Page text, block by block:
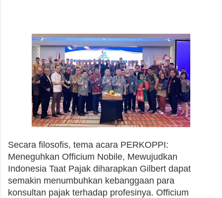
Secara filosofis, tema acara PERKOPPI:
Meneguhkan Officium Nobile, Mewujudkan
Indonesia Taat Pajak diharapkan Gilbert dapat
semakin menumbuhkan kebanggaan para
konsultan pajak terhadap profesinya. Officium